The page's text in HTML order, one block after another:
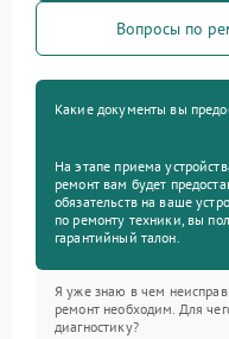
Вопросы по
Какие документы вы
На этапе приема
ремонт вам будет
обязательств на ваше
по ремонту техники, вы
гарантийный талон.
Я уже знаю в чем
ремонт необходим. Для
диагностику?